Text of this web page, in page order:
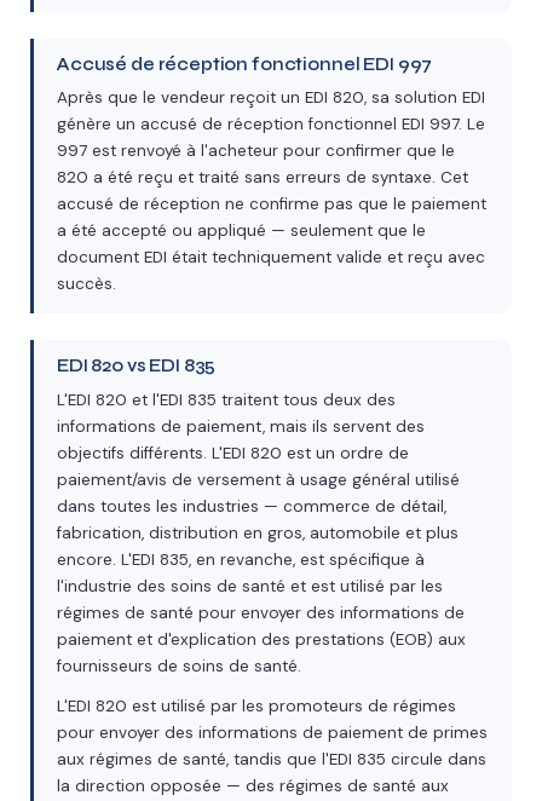
Accusé de réception fonctionnel EDI 997
Après que le vendeur reçoit un EDI 820, sa solution EDI
génère un accusé de réception fonctionnel EDI 997. Le
997 est renvoyé à l'acheteur pour confirmer que le
820 a été reçu et traité sans erreurs de syntaxe. Cet
accusé de réception ne confirme pas que le paiement
a été accepté ou appliqué — seulement que le
document EDI était techniquement valide et reçu avec
succès.
EDI 820 vs EDI 835
L'EDI 820 et l'EDI 835 traitent tous deux des
informations de paiement, mais ils servent des
objectifs différents. L'EDI 820 est un ordre de
paiement/avis de versement à usage général utilisé
dans toutes les industries — commerce de détail,
fabrication, distribution en gros, automobile et plus
encore. L'EDI 835, en revanche, est spécifique à
l'industrie des soins de santé et est utilisé par les
régimes de santé pour envoyer des informations de
paiement et d'explication des prestations (EOB) aux
fournisseurs de soins de santé.
L'EDI 820 est utilisé par les promoteurs de régimes
pour envoyer des informations de paiement de primes
aux régimes de santé, tandis que l'EDI 835 circule dans
la direction opposée — des régimes de santé aux